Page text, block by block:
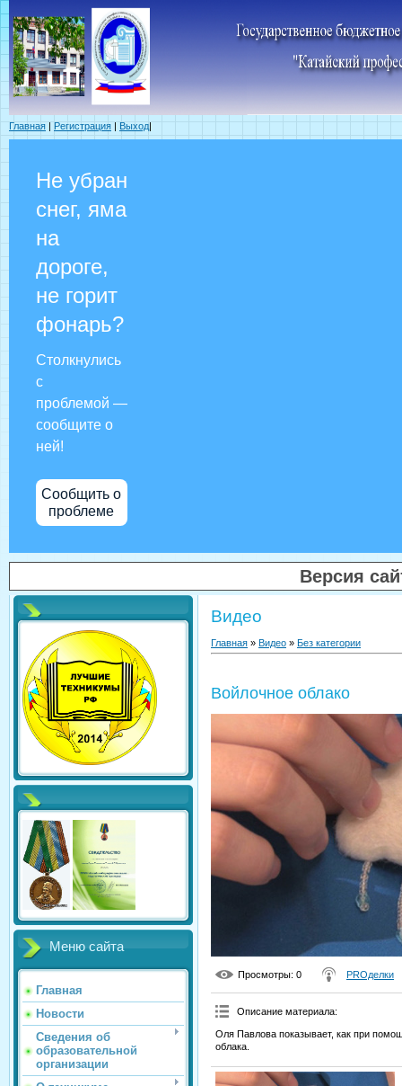
Главная | Регистрация | Выход|
Не убран
снег, яма
на
дороге,
не горит
фонарь?
Столкнулись
с
проблемой —
сообщите о
ней!
Сообщить о
проблеме
Версия
Меню сайта
Главная
Новости
Сведения об
образовательной
организации
Видео
Главная » Видео » Без категории
Войлочное облако
Просмотры: 0 PROделки
Описание материала:
Оля Павлова показывает, как при
облака.